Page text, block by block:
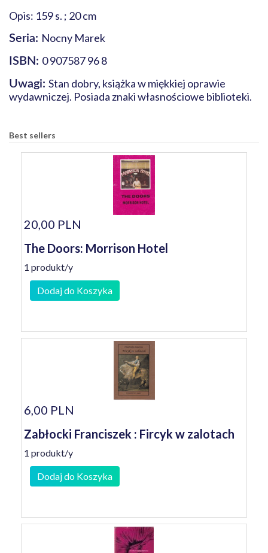
Opis: 159 s. ; 20 cm
Seria: Nocny Marek
ISBN: 0 907587 96 8
Uwagi: Stan dobry, książka w miękkiej oprawie
wydawniczej. Posiada znaki własnościowe biblioteki.
Best sellers
20,00 PLN
The Doors: Morrison Hotel
1 produkt/y
Dodaj do Koszyka
6,00 PLN
Zabłocki Franciszek : Fircyk w zalotach
1 produkt/y
Dodaj do Koszyka